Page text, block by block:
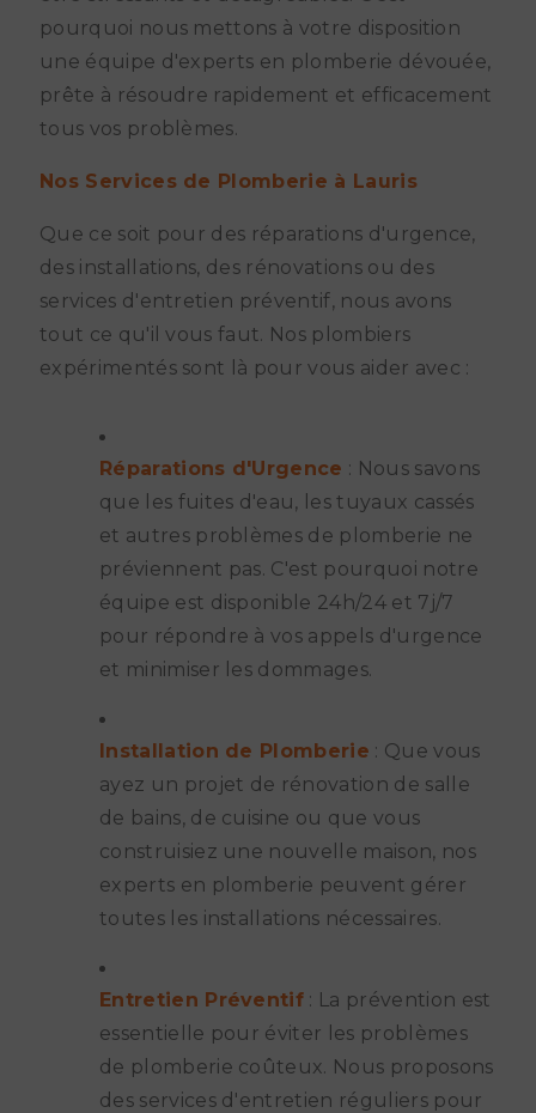
pourquoi nous mettons à votre disposition
une équipe d'experts en plomberie dévouée,
prête à résoudre rapidement et efficacement
tous vos problèmes.
Nos Services de Plomberie à Lauris
Que ce soit pour des réparations d'urgence,
des installations, des rénovations ou des
services d'entretien préventif, nous avons
tout ce qu'il vous faut. Nos plombiers
expérimentés sont là pour vous aider avec :
Réparations d'Urgence : Nous savons
que les fuites d'eau, les tuyaux cassés
et autres problèmes de plomberie ne
préviennent pas. C'est pourquoi notre
équipe est disponible 24h/24 et 7j/7
pour répondre à vos appels d'urgence
et minimiser les dommages.
Installation de Plomberie : Que vous
ayez un projet de rénovation de salle
de bains, de cuisine ou que vous
construisiez une nouvelle maison, nos
experts en plomberie peuvent gérer
toutes les installations nécessaires.
Entretien Préventif : La prévention est
essentielle pour éviter les problèmes
de plomberie coûteux. Nous proposons
des services d'entretien réguliers pour